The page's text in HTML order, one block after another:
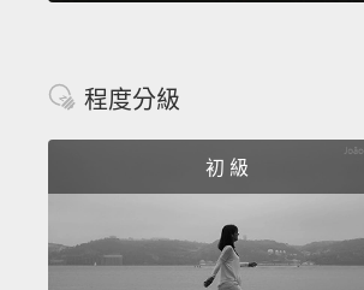
程度分級
初 級